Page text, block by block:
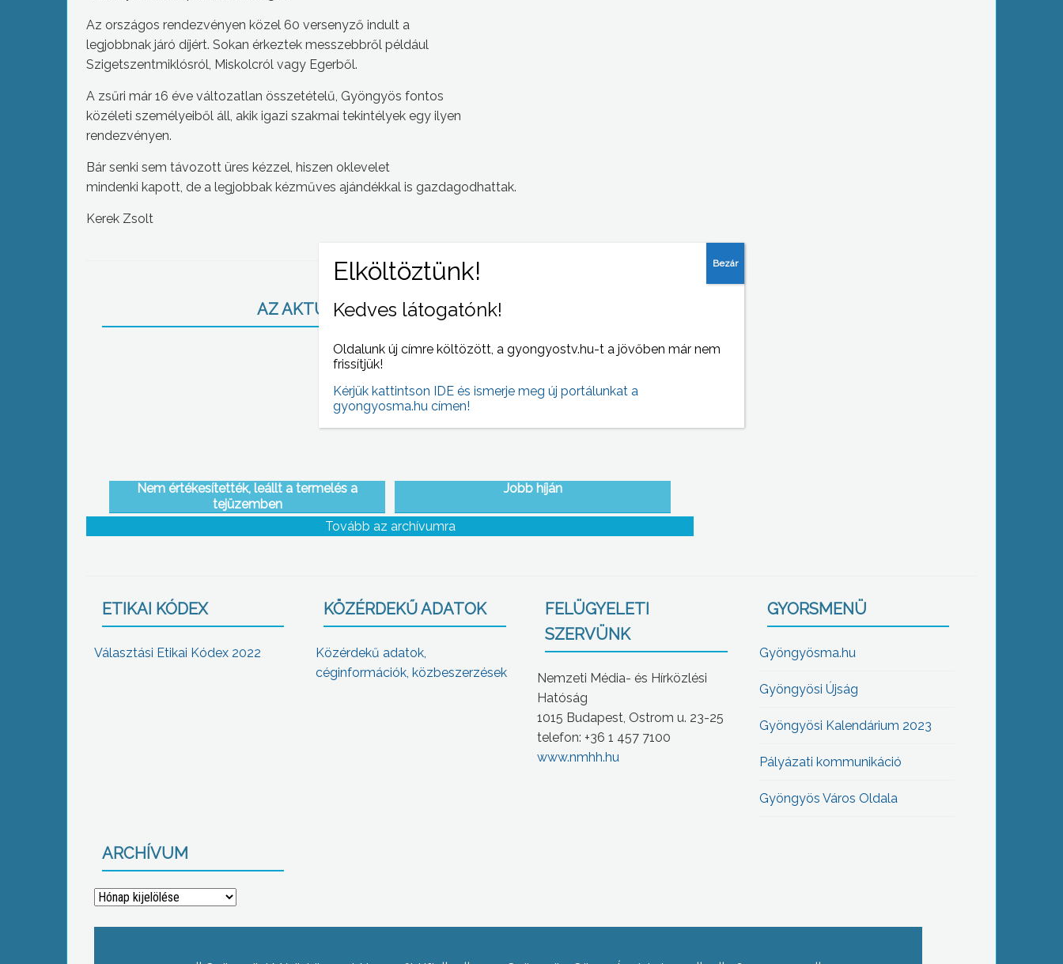
Az országos rendezvényen közel 60 versenyző indult a
legjobbnak járó díjért. Sokan érkeztek messzebbről például
Szigetszentmiklósról, Miskolcról vagy Egerből.
A zsűri már 16 éve változatlan összetételű, Gyöngyös fontos
közéleti személyeiből áll, akik igazi szakmai tekintélyek egy ilyen
rendezvényen.
Bár senki sem távozott üres kézzel, hiszen oklevelet
mindenki kapott, de a legjobbak kézműves ajándékkal is gazdagodhattak.
Kerek Zsolt
AZ AKTUÁLIS NAPI HÍREI
Nem értékesítették, leállt a termelés a
tejüzemben
Jobb híján
Tovább az archívumra
ETIKAI KÓDEX
Választási Etikai Kódex 2022
KÖZÉRDEKŰ ADATOK
Közérdekű adatok,
céginformációk, közbeszerzések
FELÜGYELETI
SZERVÜNK
Nemzeti Média- és Hírközlési
Hatóság
1015 Budapest, Ostrom u. 23-25
telefon: +36 1 457 7100
www.nmhh.hu
GYORSMENÜ
Gyöngyösma.hu
Gyöngyösi Újság
Gyöngyösi Kalendárium 2023
Pályázati kommunikáció
Gyöngyös Város Oldala
ARCHÍVUM
Archívum
Kedves látogatónk!
Oldalunk új címre költözött, a gyongyostv.hu-t a jövőben már nem
frissítjük!
Kérjük kattintson IDE és ismerje meg új portálunkat a
gyongyosma.hu címen!